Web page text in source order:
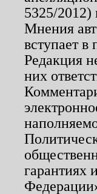
5325/
Мнения
вступает в
Редакция
них
гарантиях